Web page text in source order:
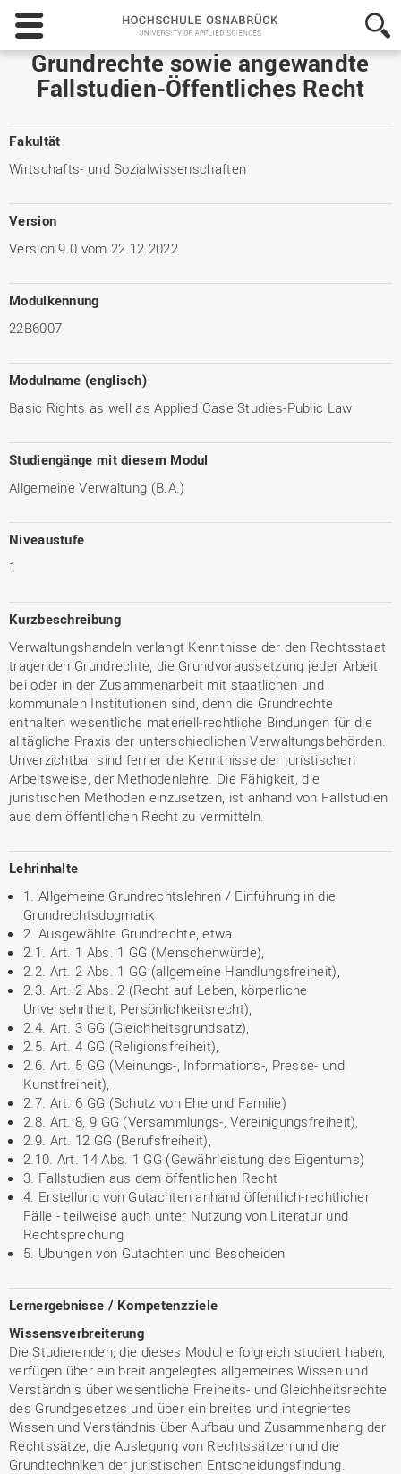
Hochschule
Osnabrück
-
University
of
Sciences
Grundrechte sowie angewandte
Fallstudien-Öffentliches Recht
Fakultät
Wirtschafts- und Sozialwissenschaften
Version
Version 9.0 vom 22.12.2022
Modulkennung
22B6007
Modulname (englisch)
Basic Rights as well as Applied Case Studies-Public Law
Studiengänge mit diesem Modul
Allgemeine Verwaltung (B.A.)
Niveaustufe
1
Kurzbeschreibung
Verwaltungshandeln verlangt Kenntnisse der den Rechtsstaat
tragenden Grundrechte, die Grundvoraussetzung jeder Arbeit
bei oder in der Zusammenarbeit mit staatlichen und
kommunalen Institutionen sind, denn die Grundrechte
enthalten wesentliche materiell-rechtliche Bindungen für die
alltägliche Praxis der unterschiedlichen Verwaltungsbehörden.
Unverzichtbar sind ferner die Kenntnisse der juristischen
Arbeitsweise, der Methodenlehre. Die Fähigkeit, die
juristischen Methoden einzusetzen, ist anhand von Fallstudien
aus dem öffentlichen Recht zu vermitteln.
Lehrinhalte
1. Allgemeine Grundrechtslehren / Einführung in die
Grundrechtsdogmatik
2. Ausgewählte Grundrechte, etwa
2.1. Art. 1 Abs. 1 GG (Menschenwürde),
2.2. Art. 2 Abs. 1 GG (allgemeine Handlungsfreiheit),
2.3. Art. 2 Abs. 2 (Recht auf Leben, körperliche
Unversehrtheit; Persönlichkeitsrecht),
2.4. Art. 3 GG (Gleichheitsgrundsatz),
2.5. Art. 4 GG (Religionsfreiheit),
2.6. Art. 5 GG (Meinungs-, Informations-, Presse- und
Kunstfreiheit),
2.7. Art. 6 GG (Schutz von Ehe und Familie)
2.8. Art. 8, 9 GG (Versammlungs-, Vereinigungsfreiheit),
2.9. Art. 12 GG (Berufsfreiheit),
2.10. Art. 14 Abs. 1 GG (Gewährleistung des Eigentums)
3. Fallstudien aus dem öffentlichen Recht
4. Erstellung von Gutachten anhand öffentlich-rechtlicher
Fälle - teilweise auch unter Nutzung von Literatur und
Rechtsprechung
5. Übungen von Gutachten und Bescheiden
Lernergebnisse / Kompetenzziele
Wissensverbreiterung
Die Studierenden, die dieses Modul erfolgreich studiert haben,
verfügen über ein breit angelegtes allgemeines Wissen und
Verständnis über wesentliche Freiheits- und Gleichheitsrechte
des Grundgesetzes und über ein breites und integriertes
Wissen und Verständnis über Aufbau und Zusammenhang der
Rechtssätze, die Auslegung von Rechtssätzen und die
Grundtechniken der juristischen Entscheidungsfindung.